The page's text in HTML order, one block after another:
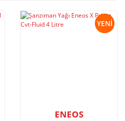
YENİ
ENEOS